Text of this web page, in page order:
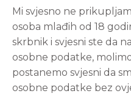
Mi svjesno ne
osoba mlađih od 18
skrbnik i svjesni ste da
osobne podatke,
postanemo svjesni da
osobne podatke bez